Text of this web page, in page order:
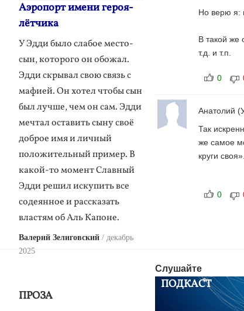
Но верю я:
В такой же
т.д. и т.п.
0
Анатолий
Так
же самое
круги
0
Слушайте
ПОДКАСТ
Аэропорт имени героя-
лётчика
У Эдди было слабое место-
сын, которого он обожал.
Эдди скрывал свою связь с
мафией. Он хотел чтобы сын
был лучше, чем он сам. Эдди
мечтал оставить сыну своё
доброе имя и личный
положительный пример. В
какой-то момент Славный
Эдди решил искупить все
содеянное и рассказать
властям об Аль Капоне.
Валерий Зелиговский
декабрь
2025
ПРОЗА